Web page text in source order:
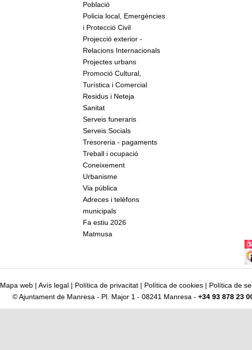
Població
Policia local, Emergències
i Protecció Civil
Projecció exterior -
Relacions Internacionals
Projectes urbans
Promoció Cultural,
Turística i Comercial
Residus i Neteja
Sanitat
Serveis funeraris
Serveis Socials
Tresoreria - pagaments
Treball i ocupació
Coneixement
Urbanisme
Via pública
Adreces i telèfons
municipals
Fa estiu 2026
Matmusa
Mapa web | Avís legal | Política de privacitat | Política de cookies | Política de
© Ajuntament de Manresa - Pl. Major 1 - 08241 Manresa - +34 93 878 23